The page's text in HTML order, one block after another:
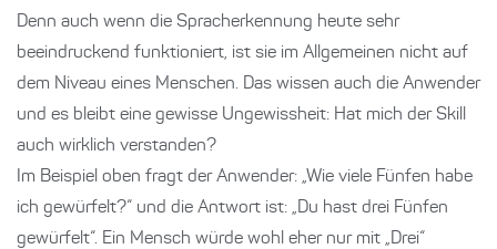
Denn auch wenn die Spracherkennung heute sehr
beeindruckend funktioniert, ist sie im Allgemeinen nicht auf
dem Niveau eines Menschen. Das wissen auch die Anwender
und es bleibt eine gewisse Ungewissheit: Hat mich der Skill
auch wirklich verstanden?
Im Beispiel oben fragt der Anwender: „Wie viele Fünfen habe
ich gewürfelt?“ und die Antwort ist: „Du hast drei Fünfen
gewürfelt“. Ein Mensch würde wohl eher nur mit „Drei“